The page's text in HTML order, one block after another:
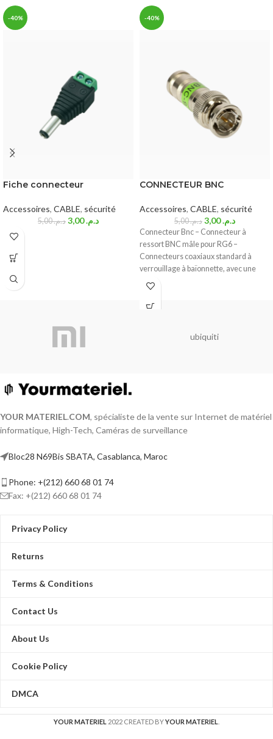
-40%
Fiche connecteur
Accessoires, CABLE, sécurité
د.م.5,00 د.م.3,00
-40%
CONNECTEUR BNC
Accessoires, CABLE, sécurité
د.م.5,00 د.م.3,00
Connecteur Bnc – Connecteur à
ressort BNC mâle pour RG6 –
Connecteurs coaxiaux standard à
verrouillage à baïonnette, avec une
impédance caractéristique de 50
ubiquiti
YOUR MATERIEL.COM, spécialiste de la vente sur Internet de matériel
informatique, High-Tech, Caméras de surveillance
Bloc28 N69Bis SBATA, Casablanca, Maroc
Phone: +(212) 660 68 01 74
Fax: +(212) 660 68 01 74
Privacy Policy
Returns
Terms & Conditions
Contact Us
About Us
Cookie Policy
DMCA
YOUR MATERIEL 2022 CREATED BYYOUR MATERIEL